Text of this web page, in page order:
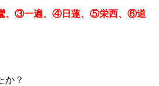
、③一遍、④日蓮、⑤栄西、⑥道
か？